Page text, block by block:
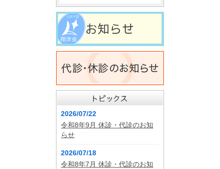
2026/07/22
令和8年9月 休診・代診のお知
らせ
2026/07/18
令和8年7月 休診・代診のお知